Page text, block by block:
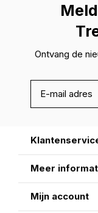
Ontvang de
Meer
Mijn account